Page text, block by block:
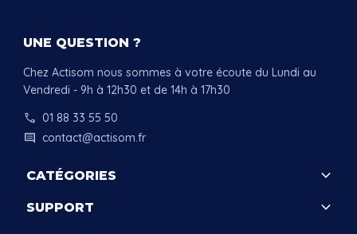
UNE QUESTION ?
Chez Actisom nous sommes à votre écoute du Lundi au
Vendredi - 9h à 12h30 et de 14h à 17h30
call 01 88 33 55 50
comment contact@actisom.fr
CATÉGORIES keyboard_arrow_down
SUPPORT keyboard_arrow_down